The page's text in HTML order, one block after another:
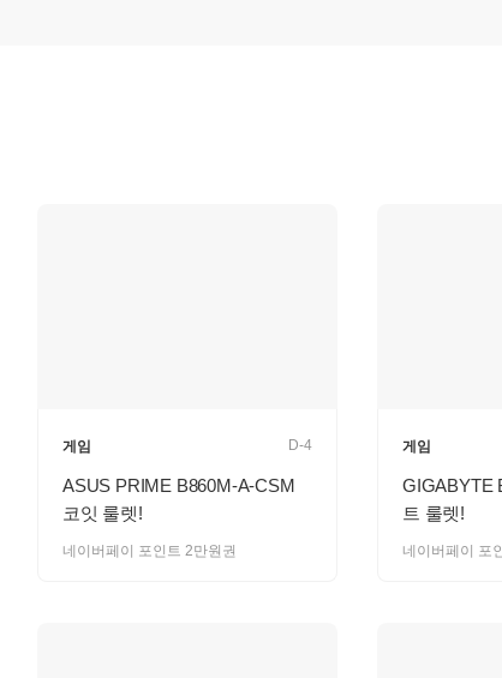
게임 D-4
ASUS PRIME B860M-A-CSM
코잇 룰렛!
네이버페이 포인트 2만원권
게임
GIGABYTE
트 룰렛!
네이버페이 포